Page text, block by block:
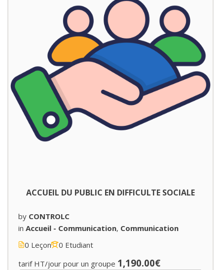
ACCUEIL DU PUBLIC EN DIFFICULTE SOCIALE
by CONTROLC
in Accueil - Communication, Communication
0 Leçon
0 Etudiant
tarif HT/jour pour un groupe 1,190.00€